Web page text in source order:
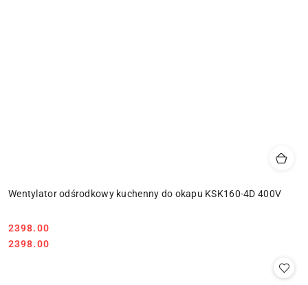
Wentylator odśrodkowy kuchenny do okapu KSK160-4D 400V
Cena:
2398.00
Cena:
2398.00